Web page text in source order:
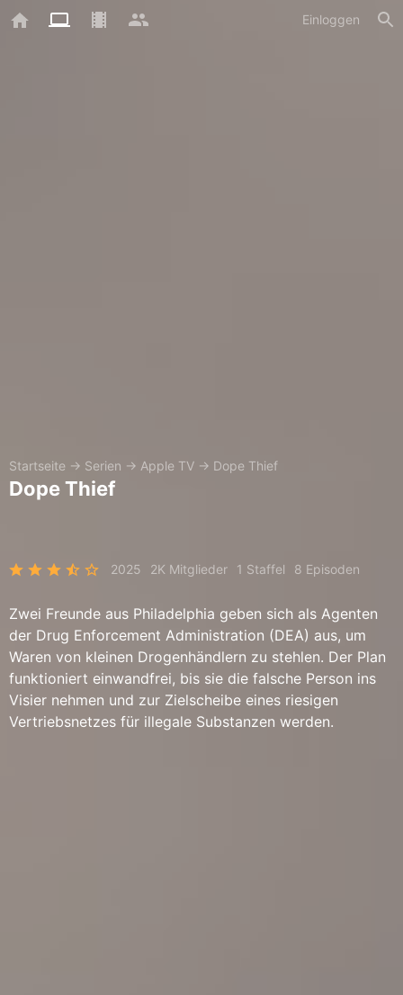
Einloggen
Startseite → Serien → Apple TV → Dope Thief
Dope Thief
2025 2K Mitglieder 1 Staffel 8 Episoden
Zwei Freunde aus Philadelphia geben sich als Agenten
der Drug Enforcement Administration (DEA) aus, um
Waren von kleinen Drogenhändlern zu stehlen. Der Plan
funktioniert einwandfrei, bis sie die falsche Person ins
Visier nehmen und zur Zielscheibe eines riesigen
Vertriebsnetzes für illegale Substanzen werden.